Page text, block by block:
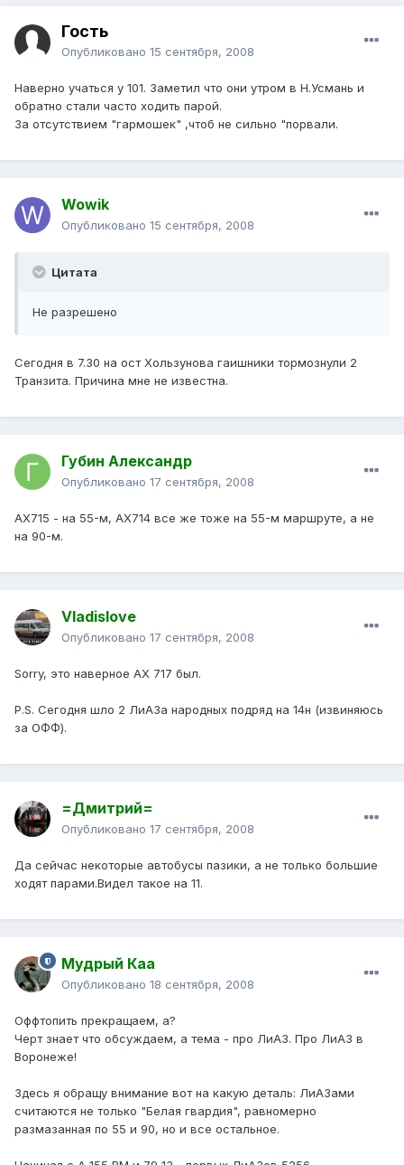
Гость
Опубликовано 15 сентября, 2008
Наверно учаться у 101. Заметил что они утром в Н.Усмань и
обратно стали часто ходить парой.
За отсутствием "гармошек" ,чтоб не сильно "порвали.
Wowik
Опубликовано 15 сентября, 2008
Цитата
Не разрешено
Сегодня в 7.30 на ост Хользунова гаишники тормознули 2
Транзита. Причина мне не известна.
Губин Александр
Опубликовано 17 сентября, 2008
АХ715 - на 55-м, АХ714 все же тоже на 55-м маршруте, а не
на 90-м.
Vladislove
Опубликовано 17 сентября, 2008
Sorry, это наверное АХ 717 был.
P.S. Сегодня шло 2 ЛиАЗа народных подряд на 14н (извиняюсь
за ОФФ).
=Дмитрий=
Опубликовано 17 сентября, 2008
Да сейчас некоторые автобусы пазики, а не только большие
ходят парами.Видел такое на 11.
Мудрый Каа
Опубликовано 18 сентября, 2008
Оффтопить прекращаем, а?
Черт знает что обсуждаем, а тема - про ЛиАЗ. Про ЛиАЗ в
Воронеже!
Здесь я обращу внимание вот на какую деталь: ЛиАЗами
считаются не только "Белая гвардия", равномерно
размазанная по 55 и 90, но и все остальное.